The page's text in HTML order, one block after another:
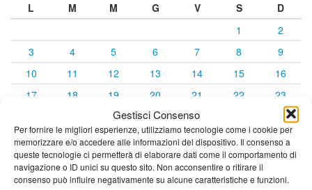
Gestisci Consenso
Per fornire le migliori esperienze, utilizziamo tecnologie come i cookie per
memorizzare e/o accedere alle informazioni del dispositivo. Il consenso a
queste tecnologie ci permetterà di elaborare dati come il comportamento di
navigazione o ID unici su questo sito. Non acconsentire o ritirare il
consenso può influire negativamente su alcune caratteristiche e funzioni.
L
M M G V S
D
1
2
3
4 5 6 7 8
9
10
11 12 13 14 15
16
17
18 19 20 21 22
23
26 27 28
31